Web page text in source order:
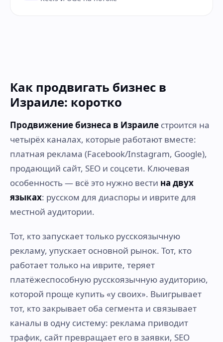
Как продвигать бизнес в
Израиле: коротко
Продвижение бизнеса в Израиле строится на
четырёх каналах, которые работают вместе:
платная реклама (Facebook/Instagram, Google),
продающий сайт, SEO и соцсети. Ключевая
особенность — всё это нужно вести на двух
языках: русском для диаспоры и иврите для
местной аудитории.
Тот, кто запускает только русскоязычную
рекламу, упускает основной рынок. Тот, кто
работает только на иврите, теряет
платёжеспособную русскоязычную аудиторию,
которой проще купить «у своих». Выигрывает
тот, кто закрывает оба сегмента и связывает
каналы в одну систему: реклама приводит
трафик, сайт превращает его в заявки, SEO